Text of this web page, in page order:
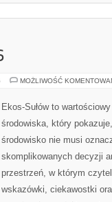
MOŻLIWOŚĆ
Ekos-Sułów to
środowiska, który
środowisko nie musi
skomplikowanych decyzji
przestrzeń, w którym
wskazówki, ciekawostki